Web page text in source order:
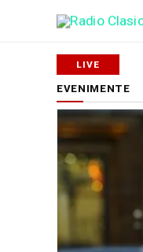
EVENIMENTE